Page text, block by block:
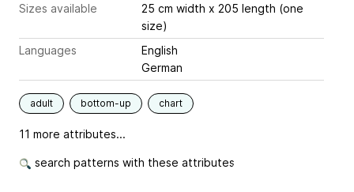
Sizes available
25 cm width x 205 length (one
size)
Languages
English
German
adult bottom-up chart
11 more attributes...
search patterns with these attributes